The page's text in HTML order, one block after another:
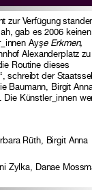
zur Verfügung
gab es 2006 keinen
Ayşe Erkmen,
Alexanderplatz zu
Routine dieses
schreibt der
Baumann, Birgit
Künstler_innen
Rüth, Birgit Anna
Zylka, Danae